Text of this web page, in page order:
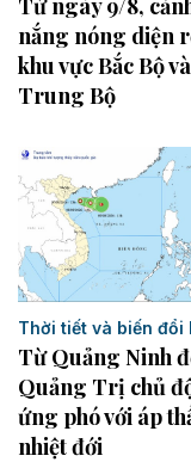
Từ ngày 9/8,
nắng nóng diện
khu vực Bắc Bộ và
Trung Bộ
Thời tiết và biến đổi
Từ Quảng Ninh
Quảng Trị chủ
ứng phó với áp
nhiệt đới